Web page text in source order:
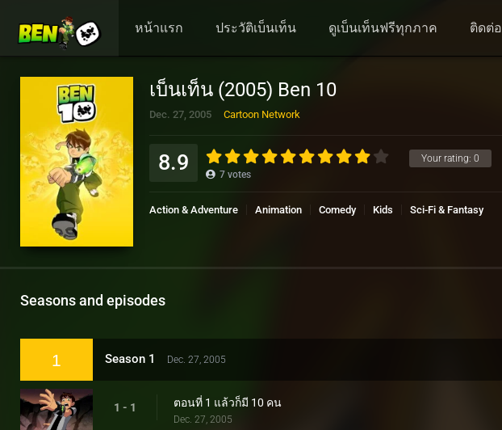
หน้าแรก ประวัติเบ็นเท็น ดูเบ็นเท็นฟรีทุกภาค ติดต่อ
เบ็นเท็น (2005) Ben 10
Dec. 27, 2005 Cartoon Network
Your rating: 0
8.9 7 votes
Action & Adventure Animation Comedy Kids Sci-Fi & Fantasy
Seasons and episodes
1 Season 1 Dec. 27, 2005
1 - 1 ตอนที่ 1 แล้วก็มี 10 คน
Dec. 27, 2005